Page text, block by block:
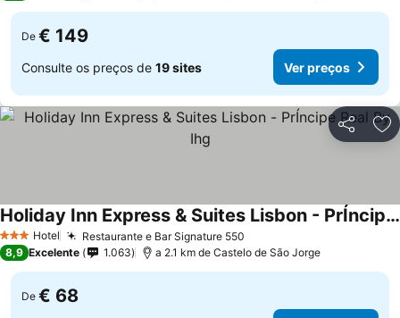
De € 149
Consulte os preços de 19 sites Ver preços
Partilhar
3 EstrelasHotel Restaurante e Bar Signature 550
Holiday Inn Express & Suites Lisbon - PrÍncipe Real By Ihg
Ver preços
8,9 Excelente 1.063 a 2.1 km de Castelo de São Jorge
De € 68